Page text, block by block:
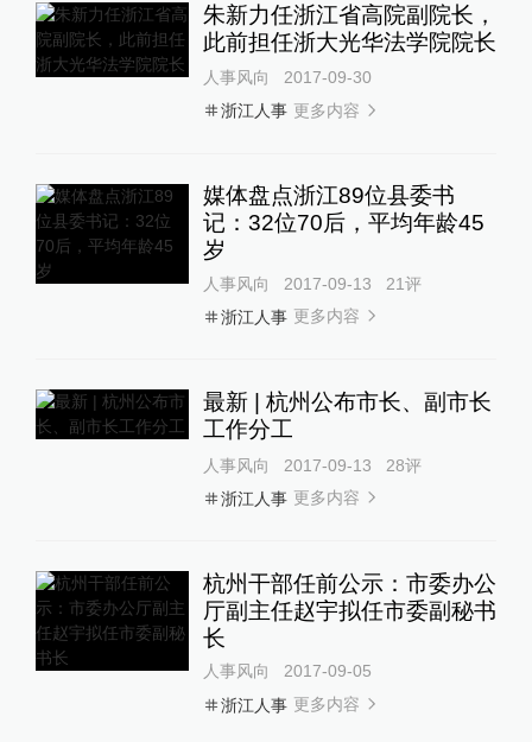
朱新力任浙江省高院副院长，
此前担任浙大光华法学院院长
人事风向
2017-09-30
浙江人事 更多内容
媒体盘点浙江89位县委书
记：32位70后，平均年龄45
岁
人事风向 2017-09-13 21评
浙江人事 更多内容
最新 | 杭州公布市长、副市长
工作分工
人事风向 2017-09-13 28评
浙江人事 更多内容
杭州干部任前公示：市委办公
厅副主任赵宇拟任市委副秘书
长
人事风向
2017-09-05
浙江人事 更多内容